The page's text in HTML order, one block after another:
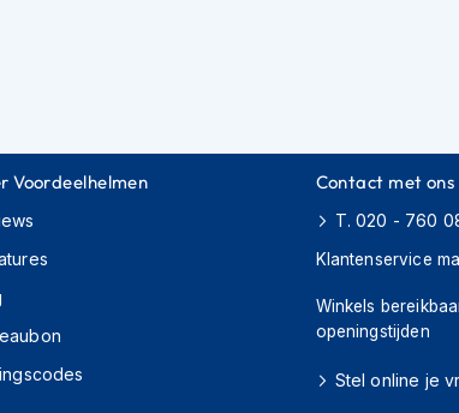
Voordeelhelmen Contact met ons
T. 020 - 760
Klantenservice
Winkels
openingstijden
Stel online je